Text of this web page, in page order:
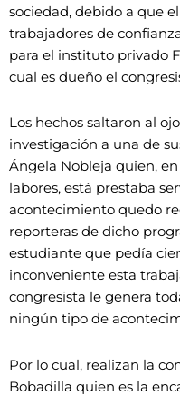
sociedad, debido a que
trabajadores de
para el instituto privado
cual es dueño el
Los hechos saltaron al
investigación a una de
Ángela Nobleja quien,
labores, está prestaba
acontecimiento quedo
reporteras de dicho
estudiante que pedía
inconveniente esta
congresista le genera
ningún tipo de
Por lo cual, realizan la
Bobadilla quien es la